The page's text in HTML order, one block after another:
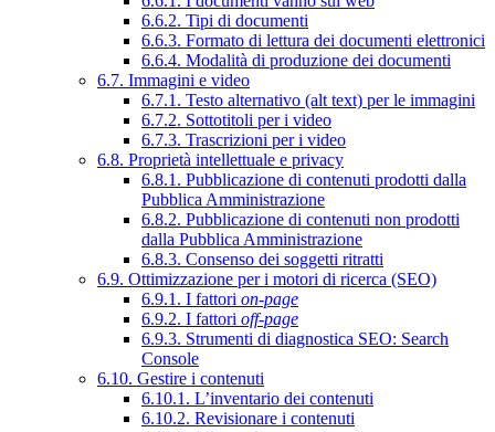
6.6.2. Tipi di documenti
6.6.3. Formato di lettura dei documenti elettronici
6.6.4. Modalità di produzione dei documenti
6.7. Immagini e video
6.7.1. Testo alternativo (alt text) per le immagini
6.7.2. Sottotitoli per i video
6.7.3. Trascrizioni per i video
6.8. Proprietà intellettuale e privacy
6.8.1. Pubblicazione di contenuti prodotti dalla
Pubblica Amministrazione
6.8.2. Pubblicazione di contenuti non prodotti
dalla Pubblica Amministrazione
6.8.3. Consenso dei soggetti ritratti
6.9. Ottimizzazione per i motori di ricerca (SEO)
6.9.1. I fattori on-page
6.9.2. I fattori off-page
6.9.3. Strumenti di diagnostica SEO: Search
Console
6.10. Gestire i contenuti
6.10.1. L’inventario dei contenuti
6.10.2. Revisionare i contenuti